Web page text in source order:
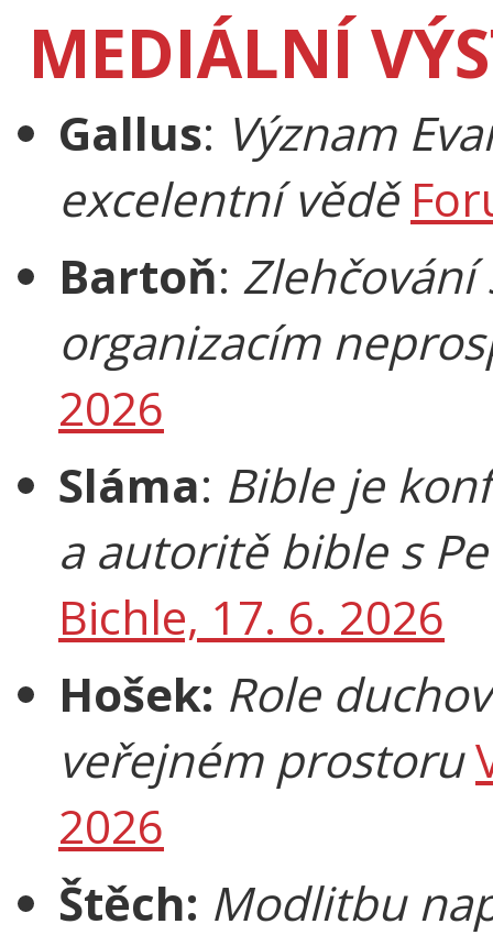
MEDIÁLNÍ
Gallus: Význam
excelentní vědě
Bartoň:
organizacím
2026
Sláma: Bible je
a autoritě bible s
Bichle, 17. 6. 2026
Hošek: Role
veřejném prostoru
2026
Štěch: Modlitbu